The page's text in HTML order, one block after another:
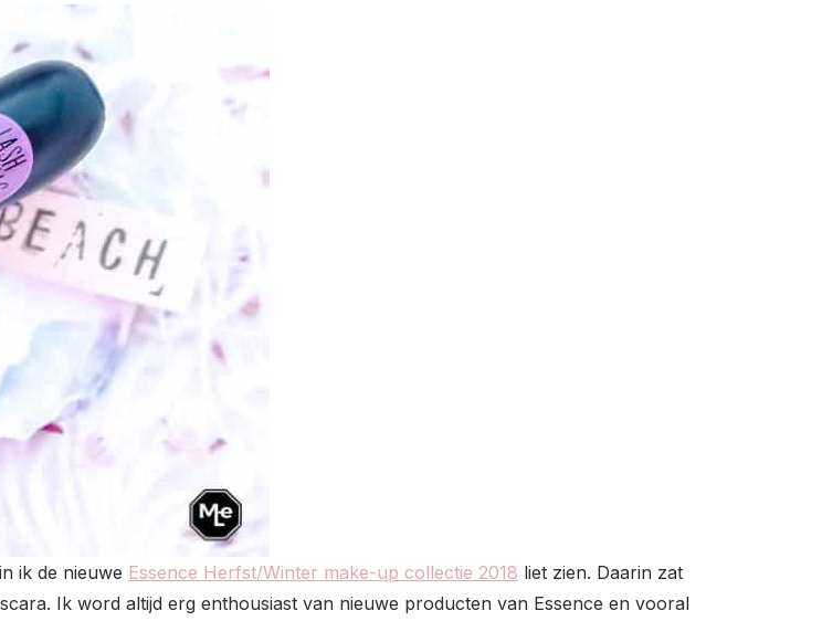
ik de nieuwe Essence Herfst/Winter make-up collectie 2018 liet zien. Daarin zat
Ik word altijd erg enthousiast van nieuwe producten van Essence en vooral